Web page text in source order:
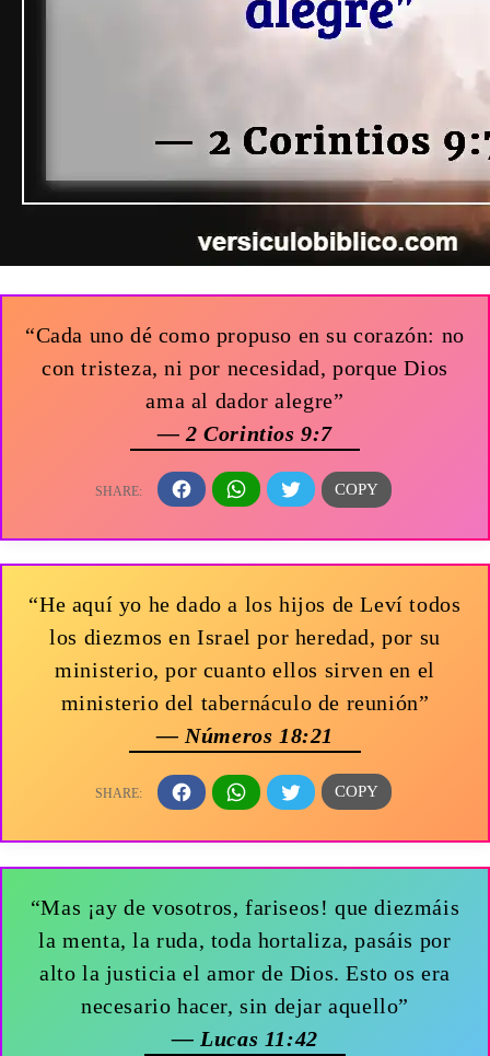
“Cada uno dé como propuso en su corazón: no
con tristeza, ni por necesidad, porque Dios
ama al dador alegre”
— 2 Corintios 9:7
“He aquí yo he dado a los hijos de Leví todos
los diezmos en Israel por heredad, por su
ministerio, por cuanto ellos sirven en el
ministerio del tabernáculo de reunión”
— Números 18:21
“Mas ¡ay de vosotros, fariseos! que diezmáis
la menta, la ruda, toda hortaliza, pasáis por
alto la justicia el amor de Dios. Esto os era
necesario hacer, sin dejar aquello”
— Lucas 11:42